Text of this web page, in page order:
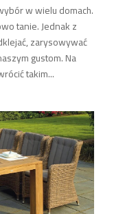
w wielu domach.
tanie. Jednak z
zarysowywać
gustom. Na
takim...